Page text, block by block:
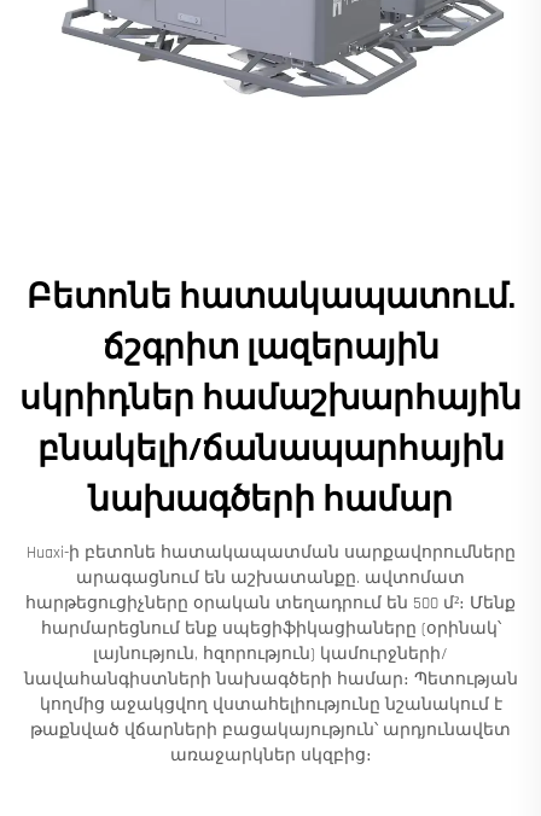
Բետոնե հատակապատում.
ճշգրիտ լազերային
սկրիդներ համաշխարհային
բնակելի/ճանապարհային
նախագծերի համար
Huaxi-ի բետոնե հատակապատման սարքավորումները
արագացնում են աշխատանքը. ավտոմատ
հարթեցուցիչները օրական տեղադրում են 500 մ²։ Մենք
հարմարեցնում ենք սպեցիֆիկացիաները (օրինակ՝
լայնություն, հզորություն) կամուրջների/
նավահանգիստների նախագծերի համար։ Պետության
կողմից աջակցվող վստահելիությունը նշանակում է
թաքնված վճարների բացակայություն՝ արդյունավետ
առաջարկներ սկզբից։